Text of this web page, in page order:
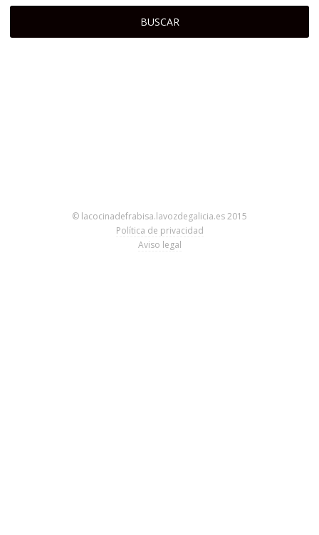
© lacocinadefrabisa.lavozdegalicia.es 2015
Política de privacidad
Aviso legal